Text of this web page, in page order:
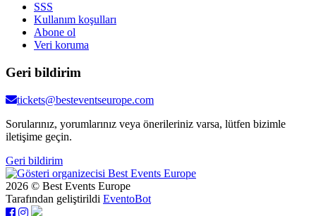
SSS
Kullanım koşulları
Abone ol
Veri koruma
Geri bildirim
tickets@besteventseurope.com
Sorularınız, yorumlarınız veya önerileriniz varsa, lütfen bizimle
iletişime geçin.
Geri bildirim
2026 © Best Events Europe
Tarafından geliştirildi EventoBot